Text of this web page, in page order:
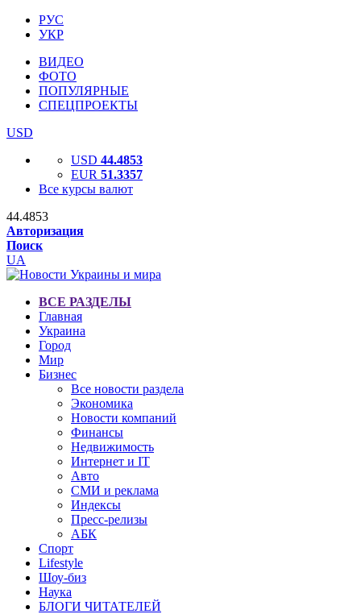
РУС
УКР
ВИДЕО
ФОТО
ПОПУЛЯРНЫЕ
СПЕЦПРОЕКТЫ
USD
USD 44.4853
EUR 51.3357
Все курсы валют
44.4853
Авторизация
Поиск
UA
ВСЕ РАЗДЕЛЫ
Главная
Украина
Город
Мир
Бизнес
Все новости раздела
Экономика
Новости компаний
Финансы
Недвижимость
Интернет и IT
Авто
СМИ и реклама
Индексы
Пресс-релизы
АБК
Спорт
Lifestyle
Шоу-биз
Наука
БЛОГИ ЧИТАТЕЛЕЙ